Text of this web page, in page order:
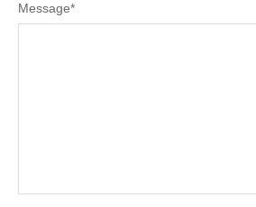
Message*